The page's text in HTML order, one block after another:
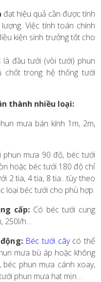
đạt hiệu quả cần được tính
Việc tính toán chính
kiện sinh trưởng tốt cho
đầu tưới (vòi tưới) phun
chốt trong hệ thống tưới
thành nhiều loại:
mưa bán kính 1m, 2m,
phun mưa 90 độ, béc tưới
hoặc béc tưới 180 độ chỉ
2 tia, 4 tia, 8 tia…tùy theo
loại béc tưới cho phù hợp.
cấp: Có béc tưới cung
250l/h…
Béc tưới câycó thể
mưa bù áp hoặc không
phun mưa cánh xoay,
phun mưa hạt mịn…